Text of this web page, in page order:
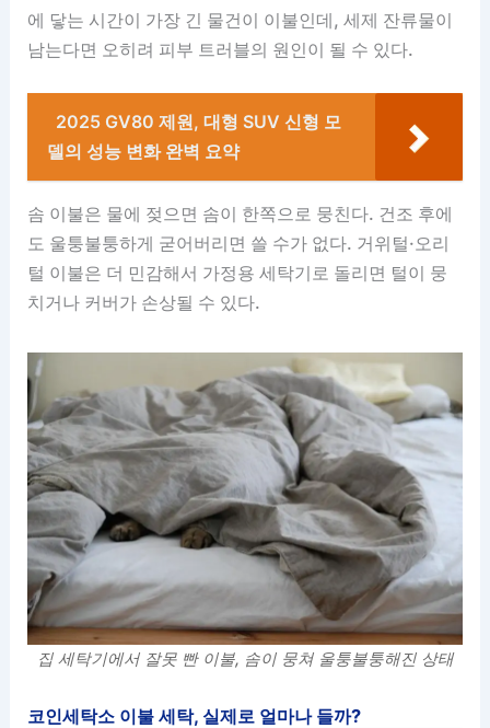
에 닿는 시간이 가장 긴 물건이 이불인데, 세제 잔류물이
남는다면 오히려 피부 트러블의 원인이 될 수 있다.
2025 GV80 제원, 대형 SUV 신형 모
델의 성능 변화 완벽 요약
솜 이불은 물에 젖으면 솜이 한쪽으로 뭉친다. 건조 후에
도 울퉁불퉁하게 굳어버리면 쓸 수가 없다. 거위털·오리
털 이불은 더 민감해서 가정용 세탁기로 돌리면 털이 뭉
치거나 커버가 손상될 수 있다.
집 세탁기에서 잘못 빤 이불, 솜이 뭉쳐 울퉁불퉁해진 상태
코인세탁소 이불 세탁, 실제로 얼마나 들까?